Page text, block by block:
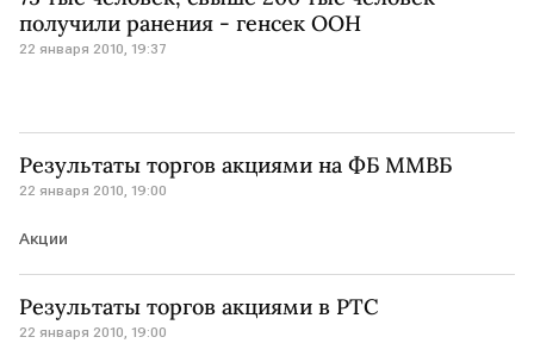
получили ранения - генсек ООН
22 января 2010, 19:37
Результаты торгов акциями на ФБ ММВБ
22 января 2010, 19:00
Акции
Результаты торгов акциями в РТС
22 января 2010, 19:00